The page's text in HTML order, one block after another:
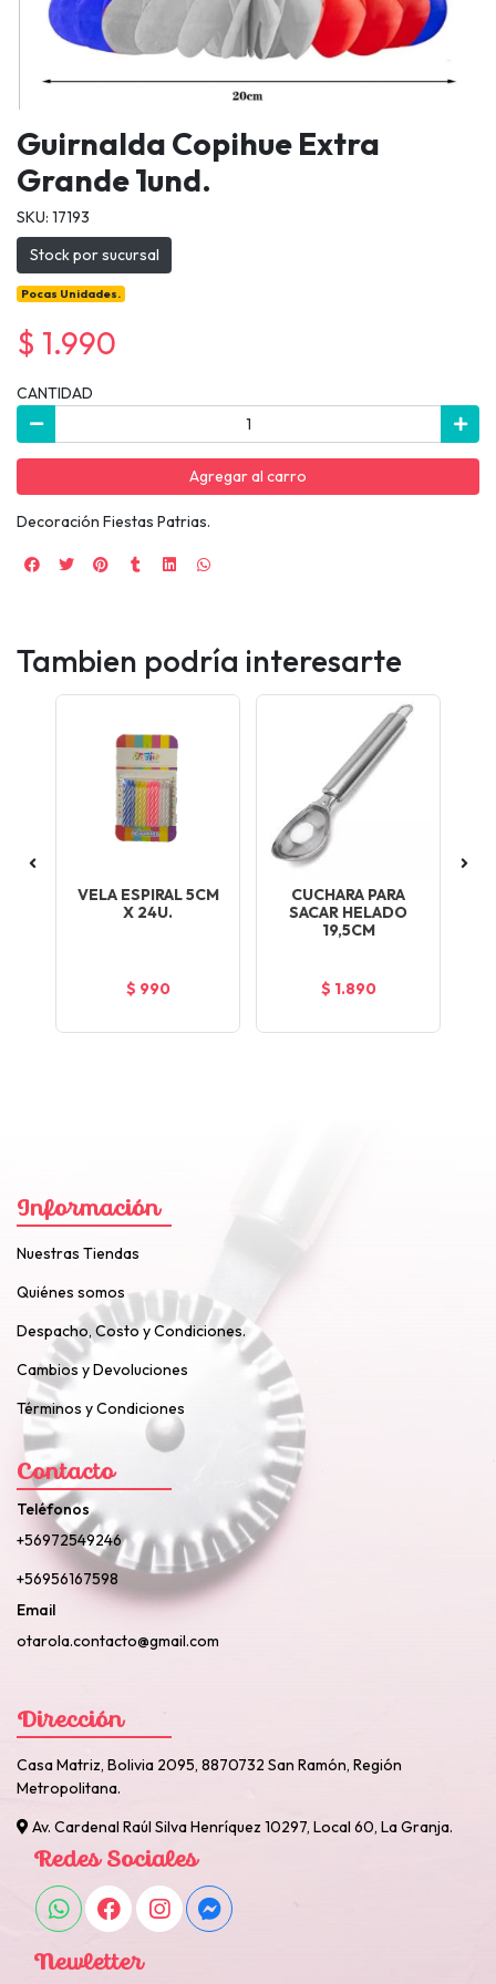
Guirnalda Copihue Extra
Grande 1und.
SKU: 17193
Stock por sucursal
Pocas Unidades.
$ 1.990
CANTIDAD
Agregar al carro
Decoración Fiestas Patrias.
Tambien podría interesarte
VELA ESPIRAL 5CM
X 24U.
$ 990
CUCHARA PARA
SACAR HELADO
19,5CM
$ 1.890
Información
Nuestras Tiendas
Quiénes somos
Despacho, Costo y Condiciones.
Cambios y Devoluciones
Términos y Condiciones
Contacto
Teléfonos
+56972549246
+56956167598
Email
otarola.contacto@gmail.com
Dirección
Casa Matriz, Bolivia 2095, 8870732 San Ramón, Región
Metropolitana.
Av. Cardenal Raúl Silva Henríquez 10297, Local 60, La Granja.
Redes Sociales
Newletter